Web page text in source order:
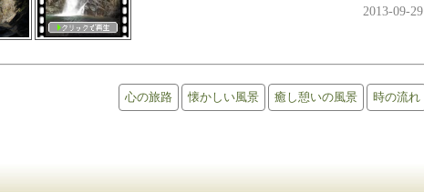
2013-09-29
心の旅路 懐かしい風景 癒し憩いの風景 時の流れ